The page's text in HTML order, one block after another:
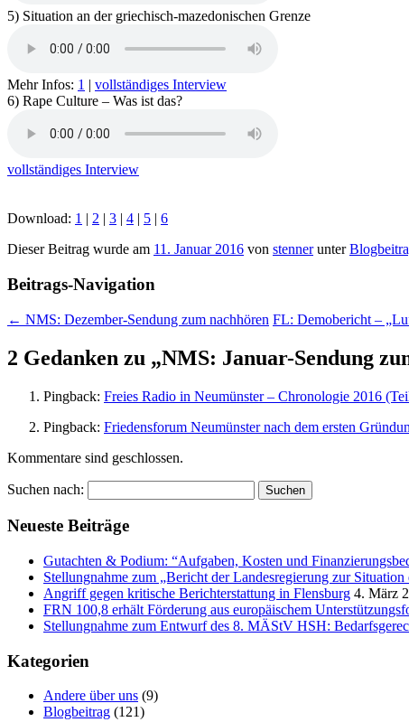
5) Situation an der griechisch-mazedonischen Grenze
Mehr Infos: 1 | vollständiges Interview
6) Rape Culture – Was ist das?
vollständiges Interview
Download: 1 | 2 | 3 | 4 | 5 | 6
Dieser Beitrag wurde am 11. Januar 2016 von stennerunter
Beitrags-Navigation
← NMS: Dezember-Sendung zum nachhören FL: Demobericht –
2 Gedanken zu „NMS: Januar-Sendung
Pingback: Freies Radio in Neumünster – Chronologie 2016
Pingback: Friedensforum Neumünster nach dem ersten
Kommentare sind geschlossen.
Suchen nach:
Neueste Beiträge
Gutachten & Podium: “Aufgaben, Kosten und
Stellungnahme zum „Bericht der Landesregierung zur
Angriff gegen kritische Berichterstattung in Flensburg 4. März
FRN 100,8 erhält Förderung aus europäischem
Stellungnahme zum Entwurf des 8. MÄStV HSH:
Kategorien
Andere über uns (9)
Blogbeitrag (121)